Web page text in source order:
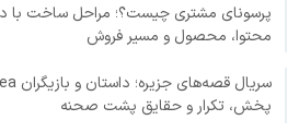
پرسونای مشتری چیست؟؛ مراحل ساخت با
محتوا، محصول و مسیر فروش
پخش، تکرار و حقایق پشت صحنه